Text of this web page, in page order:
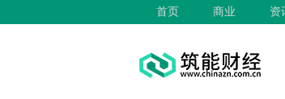
首页 商业 资